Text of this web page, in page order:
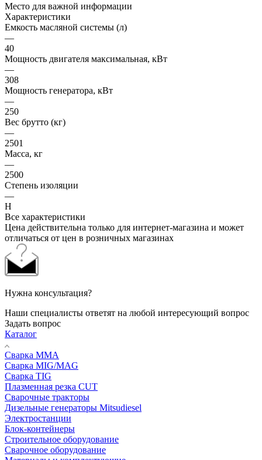
Место для важной информации
Характеристики
Емкость масляной системы (л)
—
40
Мощность двигателя максимальная, кВт
—
308
Мощность генератора, кВт
—
250
Вес брутто (кг)
—
2501
Масса, кг
—
2500
Степень изоляции
—
Н
Все характеристики
Цена действительна только для интернет-магазина и может
отличаться от цен в розничных магазинах
Нужна консультация?
Наши специалисты ответят на любой интересующий вопрос
Задать вопрос
Каталог
Сварка MMA
Сварка MIG/MAG
Сварка TIG
Плазменная резка CUT
Сварочные тракторы
Дизельные генераторы Mitsudiesel
Электростанции
Блок-контейнеры
Строительное оборудование
Сварочное оборудование